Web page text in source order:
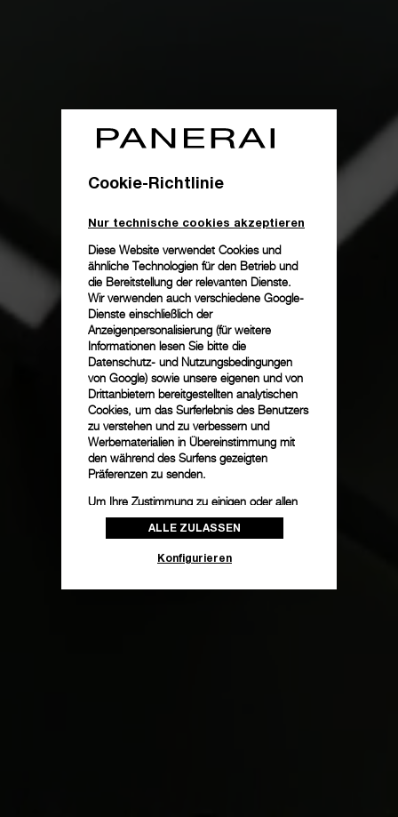
Cookie-Richtlinie
Nur technische cookies akzeptieren
Diese Website verwendet Cookies und
ähnliche Technologien für den Betrieb und
die Bereitstellung der relevanten Dienste.
Wir verwenden auch verschiedene Google-
Dienste einschließlich der
Anzeigenpersonalisierung (für weitere
Informationen lesen Sie bitte die
Datenschutz- und Nutzungsbedingungen
von Google) sowie unsere eigenen und von
Drittanbietern bereitgestellten analytischen
Cookies, um das Surferlebnis des Benutzers
zu verstehen und zu verbessern und
Werbematerialien in Übereinstimmung mit
den während des Surfens gezeigten
Präferenzen zu senden.
Um Ihre Zustimmung zu einigen oder allen
Cookies zu ändern oder zu widerrufen,
klicken Sie auf „Konfigurieren“, oder lesen
Klicken Sie auf „Alle zulassen“, um Ihr
ALLE ZULASSEN
Konfigurieren